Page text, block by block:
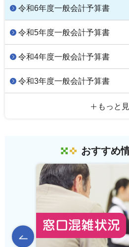
令和6年度一般会計予算書
令和5年度一般会計予算書
令和4年度一般会計予算書
令和3年度一般会計予算書
もっと
おすすめ
前のスライドを表